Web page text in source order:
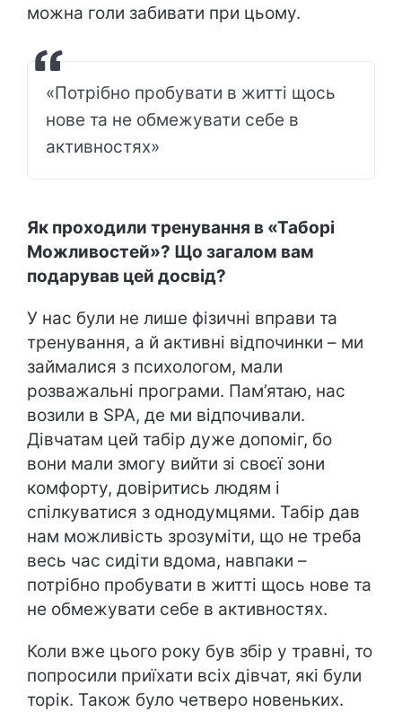
можна голи забивати при цьому.
«Потрібно пробувати в житті щось
нове та не обмежувати себе в
активностях»
Як проходили тренування в «Таборі
Можливостей»? Що загалом вам
подарував цей досвід?
У нас були не лише фізичні вправи та
тренування, а й активні відпочинки – ми
займалися з психологом, мали
розважальні програми. Пам’ятаю, нас
возили в SPA, де ми відпочивали.
Дівчатам цей табір дуже допоміг, бо
вони мали змогу вийти зі своєї зони
комфорту, довіритись людям і
спілкуватися з однодумцями. Табір дав
нам можливість зрозуміти, що не треба
весь час сидіти вдома, навпаки –
потрібно пробувати в житті щось нове та
не обмежувати себе в активностях.
Коли вже цього року був збір у травні, то
попросили приїхати всіх дівчат, які були
торік. Також було четверо новеньких.